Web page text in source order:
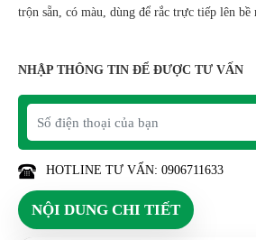
trộn sẵn, có màu, dùng để rắc trực tiếp lên
NHẬP THÔNG TIN ĐỂ ĐƯỢC TƯ VẤN
HOTLINE TƯ VẤN: 0906711633
NỘI DUNG CHI TIẾT